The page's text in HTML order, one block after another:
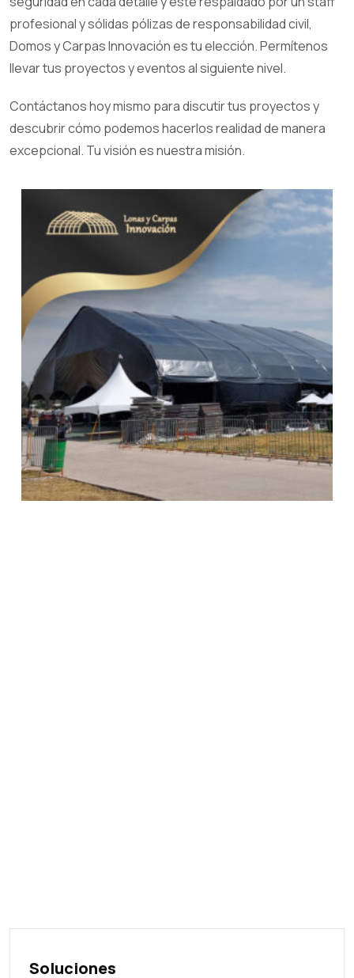
profesional y sólidas pólizas de responsabilidad civil,
Domos y Carpas Innovación es tu elección. Permítenos
llevar tus proyectos y eventos al siguiente nivel.
Contáctanos hoy mismo para discutir tus proyectos y
descubrir cómo podemos hacerlos realidad de manera
excepcional. Tu visión es nuestra misión.
Soluciones